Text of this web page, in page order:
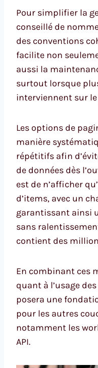
Pour simplifier la
conseillé de
des conventions
facilite non
aussi la
surtout lorsque
interviennent sur
Les options de
manière
répétitifs afin
de données dès
est de n’afficher
d’items, avec un
garantissant ainsi
sans
contient des
En combinant ces
quant à l’usage
posera une
pour les autres
notamment les
API.